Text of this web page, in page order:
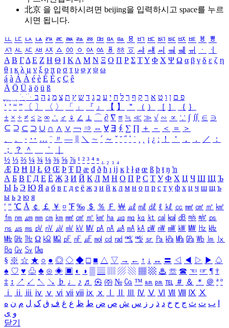
北京 을 입력하시려면 beijing을 입력하시고 space를 누르
시면 됩니다.
ㅥ ㅦ ㅧ ㅨ ㅩ ㅪ ㅫ ㅬ ㅭ ㅮ ㅯ ㅰ ㅱ ㅲ ㅳ ㅴ ㅵ ㅶ ㅷ ㅸ
ㅹ
ㅺ ㅻ ㅼ ㅽ ㅾ ㅿ ㆀ ㆁ ㆂ ㆃ ㆄ ㆅ ㆆ ㆇ ㆈ ㆉ ㆊ ㆋ ㆌ ㆍ
ㆎ
Α Β ΓΔ Ε Ζ Η Θ Ι ΚΛ Μ Ν Ξ Ο Π Ρ Σ ΤΥ Φ Χ Ψ Ω α β γ δ ε ζ η
θ ι κ λ μ ν ξ ο π ρ σ τ υ φ χ ψ ω
á à Á À é è É È ç Ç ê
Ä Ö Ü ä ö ü ß
ִֶֹ ֻּ ׁׂ פ ם ן ו ט א ר ק ף ך ל ח י ע כ ג ד ש ץ ת צ מ נ ה ב
‘ ’ “ ” 〔 〕 〈 〉 「 」 『 』 【 】 ＂ （ ） ［ ］ ｛ ｝
± × ÷ ≠ ≤ ≥ ∞ ∴ ♂ ♀ ∠ ⊥ ⌒ ∂ ∇ ≡ ≒ ≪ ≫ √ ∽ ∝ ∵ ∫ ∬ ∈ ∋
⊆ ⊇ ⊂ ⊃ ∪ ∩ ∧ ∨ ￢ ⇒ ⇔ ∀ ∃ ∮ ∑ ∏ ＋ － ＜ ＝
＞
、
。 · ‥ … ¨ 〃 ― ＼ ∼ ´ ～ ˇ ˘ ˝ ˚ ˙ ¸ ¡ ¿ ː ！ ＇ ， ． ／
：
；
？ ＾ ｀
½ ⅓ ⅔ ¼ ¾ ⅛ ⅜ ⅝ ⅞ ¹ ² ³ ⁴ ⁿ ₁ ₂ ₃ ₄
Æ Ð Ħ Ĳ Ł Ø Œ Þ Ŧ Ŋ æ đ ð ħ ı ĳ ĸ ŀ ł ø œ ß þ ŧ ŋ ŉ
А Б В Г Д Е Ё Ж З И Й К Л М Н О П Р С Т У Ф Х Ц Ч Ш Щ Ъ
Ы Ь Э Ю Я а б в г д е ё ж з и й к л м н о п р с т у ф х ц ч ш щ ъ
ы ь э ю я
′ ″ ℃ Å ￠ ￡ ￥ ¤ ℉ ‰ ＄ ％ Ｆ ￦ ㎕ ㎖ ㎗ ℓ ㎘ ㏄ ㎣ ㎤ ㎥ ㎦
㎙ ㎚ ㎛ ㎜ ㎝ ㎞ ㎟ ㎠ ㎡ ㎢ ㏊ ㎍ ㎎ ㎏ ㏏ ㎈ ㎉ ㏈ ㎧ ㎨ ㎰
㎱ ㎲ ㎳ ㎴ ㎵ ㎶ ㎷ ㎸ ㎹ ㎀ ㎁ ㎂ ㎃ ㎄ ㎺ ㎻ ㎽ ㎾ ㎿ ㎐ ㎑
㎒ ㎓ ㎔ Ω ㏀ ㏁ ㎊ ㎋ ㎌ ㏖ ㏅ ㎭ ㎮ ㎯ ㏛ ㎩ ㎪ ㎫ ㎬ ㏝ ㏐
㏓
㏃ ㏉ ㏜ ㏆
§ ※ ☆ ★ ○ ● ◎ ◇ ◆ □ ■ △ ▽ → ← ↑ ↓ ↔ 〓 ◁ ◀ ▷ ▶ ♤
♠ ♡ ♥ ♧ ♣ ⊙ ◈ ▣ ◐ ◑ ▒ ▤ ▨ ▧ ▦ ▩ ♨ ☏ ☎ ☜ ☞ ¶ †
‡ ↕ ↗ ↙ ↖ ↘ ♭ ♩ ♪ ♬ ㉿ ㈜ № ㏇ ™ ㏂ ㏘ ℡ ＃ ＆ ＊ ＠ ª º
ⅰ
ⅱ ⅲ ⅳ ⅴ ⅵ ⅶ ⅷ ⅸ ⅹ Ⅳ Ⅴ Ⅵ Ⅶ Ⅷ Ⅸ Ⅹ
ب ت ث ج ح خ د ذ ر ز س ش ص ض ط ظ ع غ ف ق ک ل م ن ه
و ی
닫기